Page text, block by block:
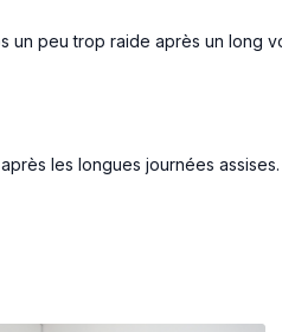
un peu trop raide après un long
les longues journées